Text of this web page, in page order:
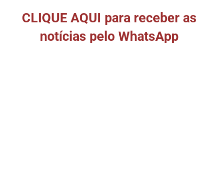
CLIQUE AQUI para receber as
notícias pelo WhatsApp